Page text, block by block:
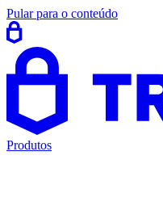
Pular para o conteúdo
Produtos